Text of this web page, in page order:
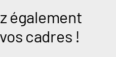
également
cadres !